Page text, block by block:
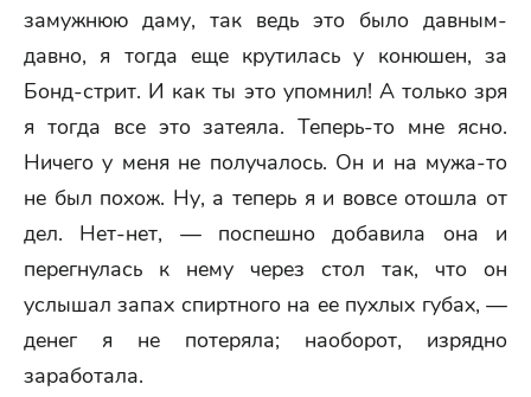
замужнюю даму, так ведь это было давным-
давно, я тогда еще крутилась у конюшен, за
Бонд-стрит. И как ты это упомнил! А только зря
я тогда все это затеяла. Теперь-то мне ясно.
Ничего у меня не получалось. Он и на мужа-то
не был похож. Ну, а теперь я и вовсе отошла от
дел. Нет-нет, — поспешно добавила она и
перегнулась к нему через стол так, что он
услышал запах спиртного на ее пухлых губах, —
денег я не потеряла; наоборот, изрядно
заработала.